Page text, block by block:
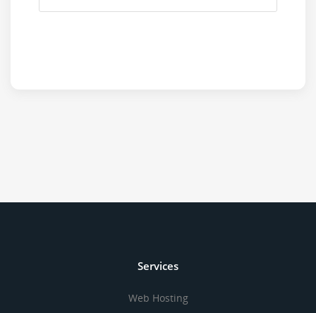
Services
Web Hosting